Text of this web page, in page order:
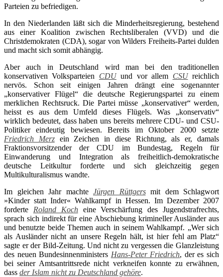
Parteien zu befriedigen.
In den Niederlanden läßt sich die Minderheitsregierung, bestehend
aus einer Koalition zwischen Rechtsliberalen (VVD) und die
Christdemokraten (CDA), sogar von Wilders Freiheits-Partei dulden
und macht sich somit abhängig.
Aber auch in Deutschland wird man bei den traditionellen
konservativen Volksparteien CDUund vor allem CSUreichlich
nervös. Schon seit einigen Jahren drängt eine sogenannter
„konservativer Flügel“ die deutsche Regierungspartei zu einem
merklichen Rechtsruck. Die Partei müsse „konservativer“ werden,
heisst es aus dem Umfeld dieses Flügels. Was „konservativ“
wirklich bedeutet, dass haben uns bereits mehrere CDU- und CSU-
Politiker eindeutig bewiesen. Bereits im Oktober 2000 setzte
Friedrich Merzein Zeichen in diese Richtung, als er, damals
Fraktionsvorsitzender der CDU im Bundestag, Regeln für
Einwanderung und Integration als freiheitlich-demokratische
deutsche Leitkultur forderte und sich gleichzeitig gegen
Multikulturalismus wandte.
Im gleichen Jahr machte Jürgen Rüttgers mit dem Schlagwort
»Kinder statt Inder« Wahlkampf in Hessen. Im Dezember 2007
forderte Roland Kocheine Verschärfung des Jugendstrafrechts,
sprach sich indirekt für eine Abschiebung krimineller Ausländer aus
und benutzte beide Themen auch in seinem Wahlkampf. „Wer sich
als Ausländer nicht an unsere Regeln hält, ist hier fehl am Platz“
sagte er der Bild-Zeitung. Und nicht zu vergessen die Glanzleistung
des neuen Bundesinnenministers Hans-Peter Friedrich, der es sich
bei seiner Amtsantrittsrede nicht verkneifen konnte zu erwähnen,
dass der Islam nicht zu Deutschland gehöre.